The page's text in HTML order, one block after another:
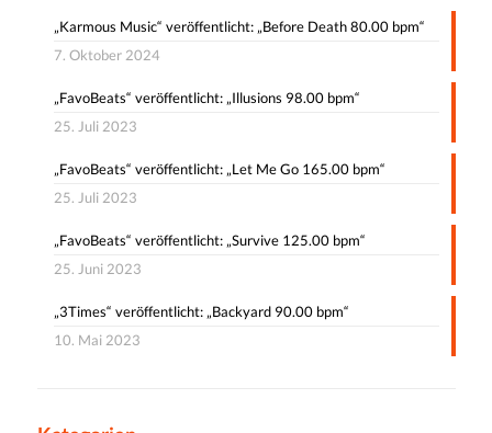
„Karmous Music“ veröffentlicht: „Before Death 80.00 bpm“
7. Oktober 2024
„FavoBeats“ veröffentlicht: „Illusions 98.00 bpm“
25. Juli 2023
„FavoBeats“ veröffentlicht: „Let Me Go 165.00 bpm“
25. Juli 2023
„FavoBeats“ veröffentlicht: „Survive 125.00 bpm“
25. Juni 2023
„3Times“ veröffentlicht: „Backyard 90.00 bpm“
10. Mai 2023